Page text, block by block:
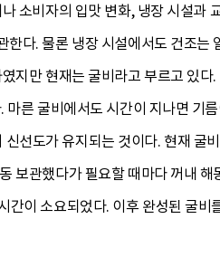
소비자의 입맛 변화, 냉장 시설과
다. 물론 냉장 시설에서도 건조는
지만 현재는 굴비라고 부르고 있다
른 굴비에서도 시간이 지나면 기
선도가 유지되는 것이다. 현재 굴
보관했다가 필요할 때마다 꺼내
이 소요되었다. 이후 완성된 굴비